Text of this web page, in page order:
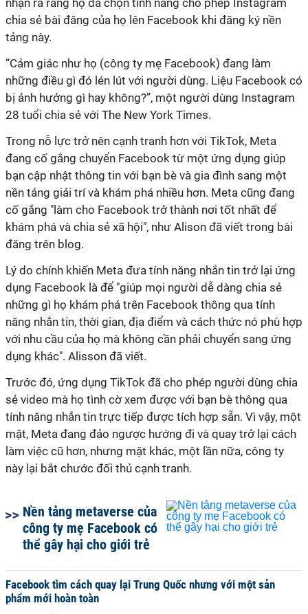
nhận ra rằng họ đã chọn tính năng cho phép Instagram
chia sẻ bài đăng của họ lên Facebook khi đăng ký nền
tảng này.
“Cảm giác như họ (công ty mẹ Facebook) đang làm
những điều gì đó lén lút với người dùng. Liệu Facebook có
bị ảnh hưởng gì hay không?”, một người dùng Instagram
28 tuổi chia sẻ với The New York Times.
Trong nỗ lực trở nên cạnh tranh hơn với TikTok, Meta
đang cố gắng chuyển Facebook từ một ứng dụng giúp
bạn cập nhật thông tin với bạn bè và gia đình sang một
nền tảng giải trí và khám phá nhiều hơn. Meta cũng đang
cố gắng "làm cho Facebook trở thành nơi tốt nhất để
khám phá và chia sẻ xã hội", như Alison đã viết trong bài
đăng trên blog.
Lý do chính khiến Meta đưa tính năng nhắn tin trở lại ứng
dụng Facebook là để "giúp mọi người dễ dàng chia sẻ
những gì họ khám phá trên Facebook thông qua tính
năng nhắn tin, thời gian, địa điểm và cách thức nó phù hợp
với nhu cầu của họ mà không cần phải chuyển sang ứng
dụng khác". Alisson đã viết.
Trước đó, ứng dụng TikTok đã cho phép người dùng chia
sẻ video mà họ tình cờ xem được với bạn bè thông qua
tính năng nhắn tin trực tiếp được tích hợp sẵn. Vì vậy, một
mặt, Meta đang đảo ngược hướng đi và quay trở lại cách
làm việc cũ hơn, nhưng mặt khác, một lần nữa, công ty
này lại bắt chước đối thủ cạnh tranh.
Nền tảng metaverse của
công ty mẹ Facebook có
thể gây hại cho giới trẻ
Facebook tìm cách quay lại Trung Quốc nhưng với một sản
phẩm mới hoàn toàn